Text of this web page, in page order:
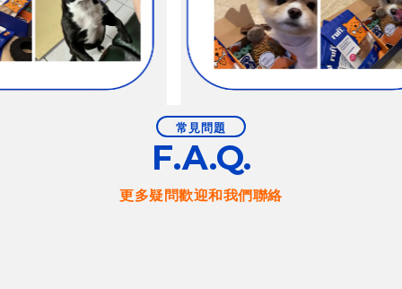
常見問題
F.A.Q.
更多疑問歡迎和我們聯絡